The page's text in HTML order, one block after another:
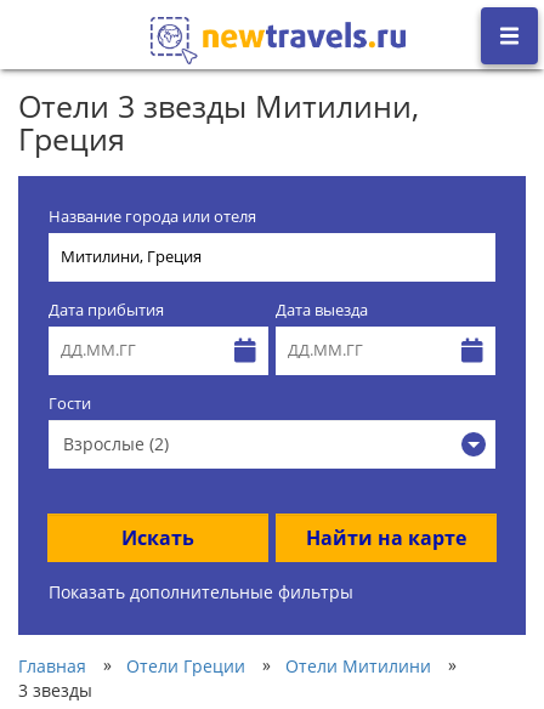
Отели 3 звезды Митилини,
Греция
Название города или отеля
Дата прибытия Дата выезда
Гости
Взрослые (2)
Искать Найти на карте
Показать дополнительные фильтры
Главная » Отели Греции » Отели Митилини
»
3 звезды